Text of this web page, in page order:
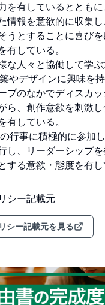
を有しているととも
情報を意欲的に収集
うとすることに喜び
有している。
な人々と協働して学
やデザインに興味を
プのなかでディスカ
ら、創作意欲を刺激
有している。
行事に積極的に参加
し、リーダーシップ
する意欲・態度を有し
シー記載元
シー記載元を見る